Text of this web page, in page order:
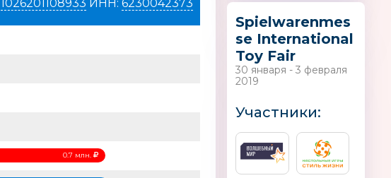
1026201108933 ИНН: 6230042373
0.7 млн.
Spielwarenmes
se International
Toy Fair
30 января - 3 февраля
2019
Участники: